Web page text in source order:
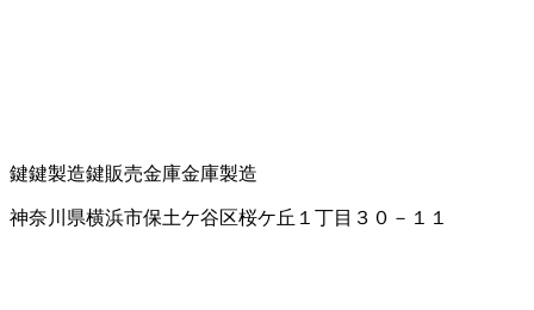
鍵鍵製造鍵販売金庫金庫製造
神奈川県横浜市保土ケ谷区桜ケ丘１丁目３０－１１